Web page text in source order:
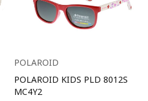
POLAROID
POLAROID KIDS PLD 8012S
MC4Y2